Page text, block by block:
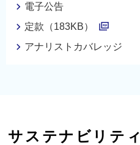
電子公告
定款（183KB）
アナリストカバレッジ
サステナビリティ